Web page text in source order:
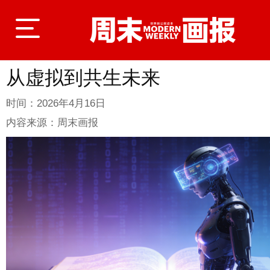
登录
首页
封面故事
商业
从虚拟到共生未来
时间： 2026年4月16日
内容来源： 周末画报